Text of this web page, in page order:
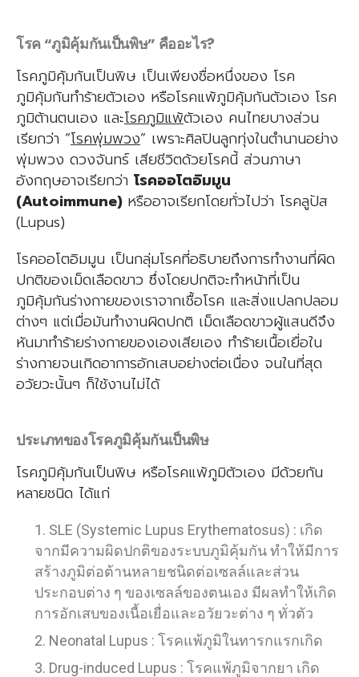
โรค “ภูมิคุ้มกันเป็นพิษ” คืออะไร?
โรคภูมิคุ้มกันเป็นพิษ เป็นเพียงชื่อหนึ่งของ โรค
ภูมิคุ้มกันทำร้ายตัวเอง หรือโรคแพ้ภูมิคุ้มกันตัวเอง โรค
ภูมิต้านตนเอง และโรคภูมิแพ้ตัวเอง คนไทยบางส่วน
เรียกว่า “โรคพุ่มพวง” เพราะศิลปินลูกทุ่งในตำนานอย่าง
พุ่มพวง ดวงจันทร์ เสียชีวิตด้วยโรคนี้ ส่วนภาษา
อังกฤษอาจเรียกว่า โรคออโตอิมมูน
(Autoimmune) หรืออาจเรียกโดยทั่วไปว่า โรคลูปัส
(Lupus)
โรคออโตอิมมูน เป็นกลุ่มโรคที่อธิบายถึงการทำงานที่ผิด
ปกติของเม็ดเลือดขาว ซึ่งโดยปกติจะทำหน้าที่เป็น
ภูมิคุ้มกันร่างกายของเราจากเชื้อโรค และสิ่งแปลกปลอม
ต่างๆ แต่เมื่อมันทำงานผิดปกติ เม็ดเลือดขาวผู้แสนดีจึง
หันมาทำร้ายร่างกายของเองเสียเอง ทำร้ายเนื้อเยื่อใน
ร่างกายจนเกิดอาการอักเสบอย่างต่อเนื่อง จนในที่สุด
อวัยวะนั้นๆ ก็ใช้งานไม่ได้
ประเภทของโรคภูมิคุ้มกันเป็นพิษ
โรคภูมิคุ้มกันเป็นพิษ หรือโรคแพ้ภูมิตัวเอง มีด้วยกัน
หลายชนิด ได้แก่
SLE (Systemic Lupus Erythematosus) : เกิด
จากมีความผิดปกติของระบบภูมิคุ้มกัน ทำให้มีการ
สร้างภูมิต่อต้านหลายชนิดต่อเซลล์และส่วน
ประกอบต่าง ๆ ของเซลล์ของตนเอง มีผลทำให้เกิด
การอักเสบของเนื้อเยื่อและอวัยวะต่าง ๆ ทั่วตัว
Neonatal Lupus : โรคแพ้ภูมิในทารกแรกเกิด
Drug-induced Lupus : โรคแพ้ภูมิจากยา เกิด